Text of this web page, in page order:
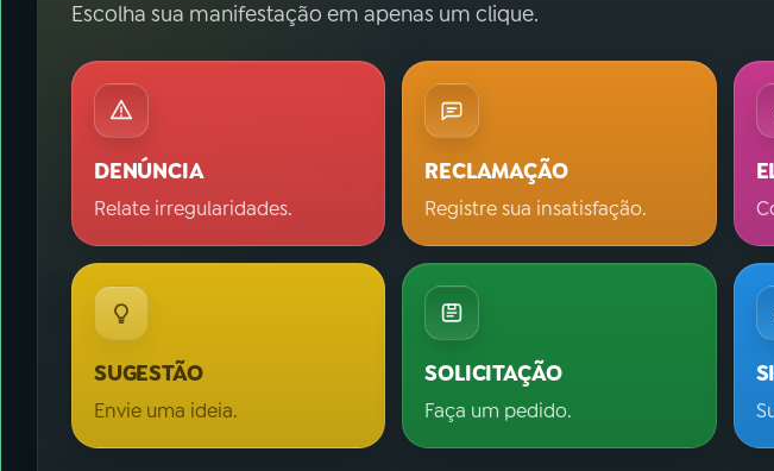
Escolha sua manifestação em apenas um clique.
DENÚNCIA
Relate irregularidades.
RECLAMAÇÃO
Registre sua insatisfação.
SUGESTÃO
Envie uma ideia.
SOLICITAÇÃO
Faça um pedido.